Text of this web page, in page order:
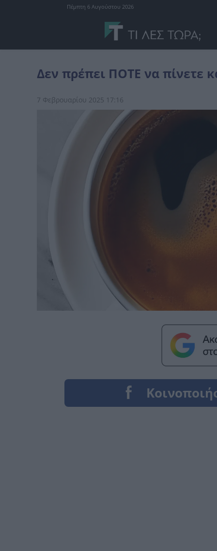
Πέμπτη 6 Αυγούστου 2026
Δεν πρέπει ΠΟΤΕ να πίνετε
7 Φεβρουαρίου 2025 17:16